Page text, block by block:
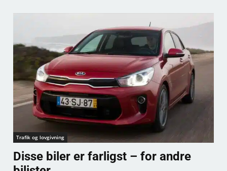
Trafik og lovgivning
Disse biler er farligst – for andre